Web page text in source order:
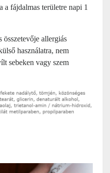
a fájdalmas területre napi 1
összetevője allergiás
használatra, nem
sebeken vagy szem